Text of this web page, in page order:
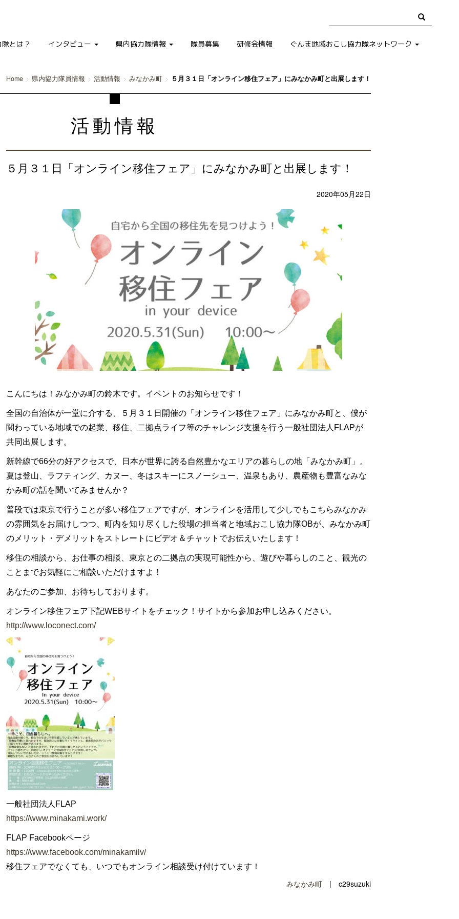
とは？ インタビュー 県内協力隊情報 隊員募集 研修会情報 ぐんま地域おこし協力隊ネットワーク
Home 県内協力隊員情報 活動情報 みなかみ町 ５月３１日「オンライン移住フェア」にみなかみ町と出展します！
活動情報
５月３１日「オンライン移住フェア」にみなかみ町と出展します！
2020年05月22日
こんにちは！みなかみ町の鈴木です。イベントのお知らせです！
全国の自治体が一堂に介する、５月３１日開催の「オンライン移住フェア」にみなかみ町と、僕が
関わっている地域での起業、移住、二拠点ライフ等のチャレンジ支援を行う一般社団法人FLAPが
共同出展します。
新幹線で66分の好アクセスで、日本が世界に誇る自然豊かなエリアの暮らしの地「みなかみ町」。
夏は登山、ラフティング、カヌー、冬はスキーにスノーシュー、温泉もあり、農産物も豊富なみな
かみ町の話を聞いてみませんか？
普段では東京で行うことが多い移住フェアですが、オンラインを活用して少しでもこちらみなかみ
の雰囲気をお届けしつつ、町内を知り尽くした役場の担当者と地域おこし協力隊OBが、みなかみ町
のメリット・デメリットをストレートにビデオ＆チャットでお伝えいたします！
移住の相談から、お仕事の相談、東京との二拠点の実現可能性から、遊びや暮らしのこと、観光の
ことまでお気軽にご相談いただけますよ！
あなたのご参加、お待ちしております。
オンライン移住フェア下記WEBサイトをチェック！サイトから参加お申し込みください。
http://www.loconect.com/
一般社団法人FLAP
https://www.minakami.work/
FLAP Facebookページ
https://www.facebook.com/minakamilv/
移住フェアでなくても、いつでもオンライン相談受け付けています！
みなかみ町 | c29suzuki